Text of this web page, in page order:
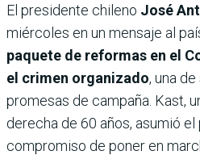
El presidente chileno José
miércoles en un mensaje al
paquete de reformas en el
el crimen organizado, una
promesas de campaña. Kast,
derecha de 60 años, asumió
compromiso de poner en